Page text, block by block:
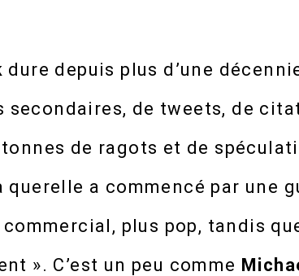
dure depuis plus d’une
secondaires, de tweets, de
de ragots et de
a commencé par une
plus pop, tandis
». C’est un peu comme